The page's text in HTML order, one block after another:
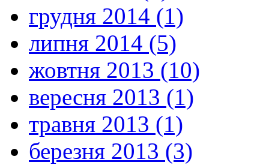
грудня 2014 (1)
липня 2014 (5)
жовтня 2013 (10)
вересня 2013 (1)
травня 2013 (1)
березня 2013 (3)